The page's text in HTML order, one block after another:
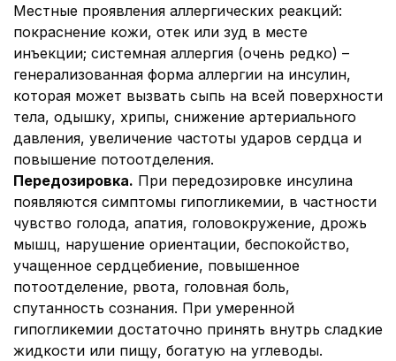
Местные проявления аллергических реакций:
покраснение кожи, отек или зуд в месте
инъекции; системная аллергия (очень редко) –
генерализованная форма аллергии на инсулин,
которая может вызвать сыпь на всей поверхности
тела, одышку, хрипы, снижение артериального
давления, увеличение частоты ударов сердца и
повышение потоотделения.
Передозировка. При передозировке инсулина
появляются симптомы гипогликемии, в частности
чувство голода, апатия, головокружение, дрожь
мышц, нарушение ориентации, беспокойство,
учащенное сердцебиение, повышенное
потоотделение, рвота, головная боль,
спутанность сознания. При умеренной
гипогликемии достаточно принять внутрь сладкие
жидкости или пищу, богатую на углеводы.